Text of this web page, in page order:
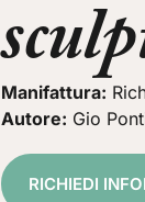
Manifattura:
Autore: Gio
RICHIEDI